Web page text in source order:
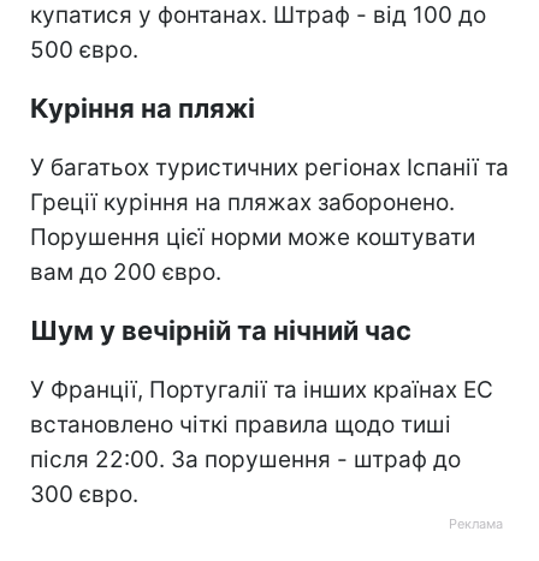
купатися у фонтанах. Штраф - від 100 до
500 євро.
Куріння на пляжі
У багатьох туристичних регіонах Іспанії та
Греції куріння на пляжах заборонено.
Порушення цієї норми може коштувати
вам до 200 євро.
Шум у вечірній та нічний час
У Франції, Португалії та інших країнах ЕС
встановлено чіткі правила щодо тиші
після 22:00. За порушення - штраф до
300 євро.